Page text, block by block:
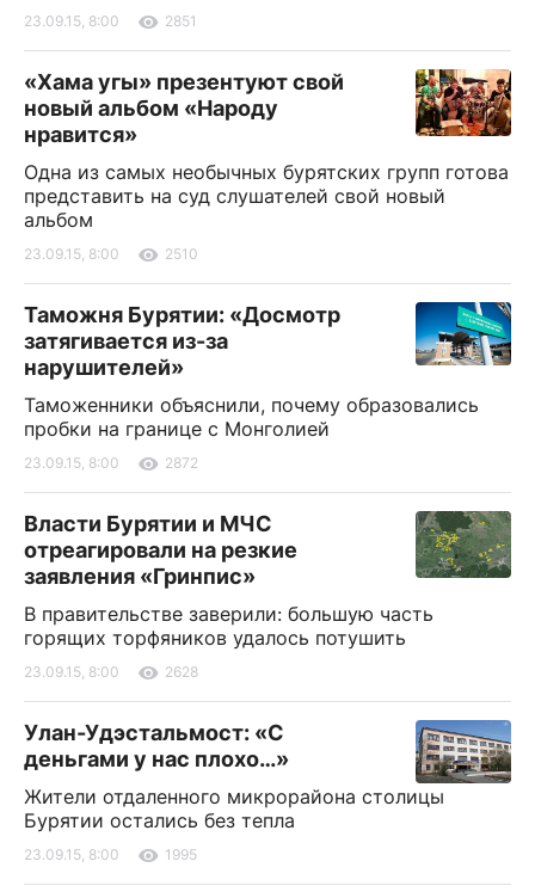
23.09.15, 8:00 2851
«Хама угы» презентуют свой
новый альбом «Народу
нравится»
Одна из самых необычных бурятских групп готова
представить на суд слушателей свой новый
альбом
23.09.15, 8:00 2510
Таможня Бурятии: «Досмотр
затягивается из-за
нарушителей»
Таможенники объяснили, почему образовались
пробки на границе с Монголией
23.09.15, 8:00 2872
Власти Бурятии и МЧС
отреагировали на резкие
заявления «Гринпис»
В правительстве заверили: большую часть
горящих торфяников удалось потушить
23.09.15, 8:00 2628
Улан-Удэстальмост: «С
деньгами у нас плохо…»
Жители отдаленного микрорайона столицы
Бурятии остались без тепла
23.09.15, 8:00 1995